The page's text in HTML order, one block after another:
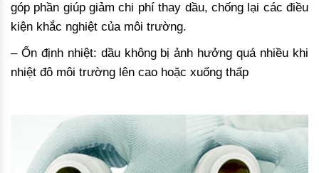
góp phần giúp giảm chi phí thay dầu, chống lại các điều
kiện khắc nghiệt của môi trường.
– Ổn định nhiệt: dầu không bị ảnh hưởng quá nhiều khi
nhiệt đô môi trường lên cao hoặc xuống thấp